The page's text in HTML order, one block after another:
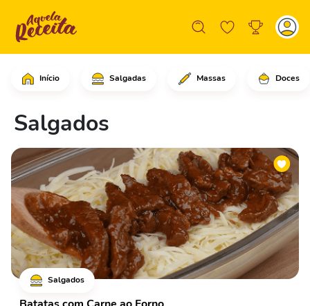
Início Salgadas Massas Doces
Salgados
Salgados